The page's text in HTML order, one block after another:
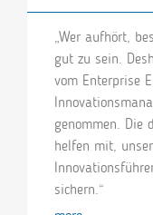
„Wer aufhört,
gut zu sein.
vom Enterprise
genommen. Die
helfen mit,
sichern.“